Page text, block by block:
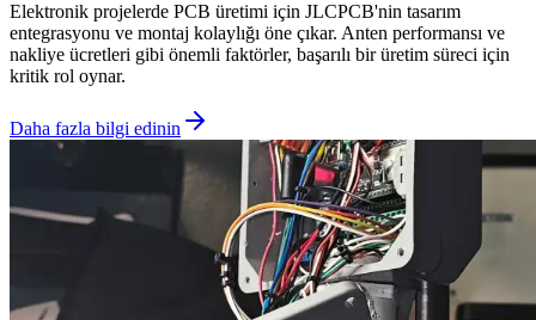
Elektronik projelerde PCB üretimi için JLCPCB'nin tasarım
entegrasyonu ve montaj kolaylığı öne çıkar. Anten performansı ve
nakliye ücretleri gibi önemli faktörler, başarılı bir üretim süreci için
kritik rol oynar.
Daha fazla bilgi edinin